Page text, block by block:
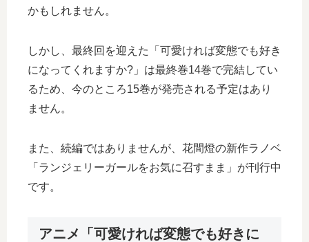
かもしれません。
しかし、最終回を迎えた「可愛ければ変態でも好き
になってくれますか?」は最終巻14巻で完結してい
るため、今のところ15巻が発売される予定はあり
ません。
また、続編ではありませんが、花間燈の新作ラノベ
「ランジェリーガールをお気に召すまま」が刊行中
です。
アニメ「可愛ければ変態でも好きに